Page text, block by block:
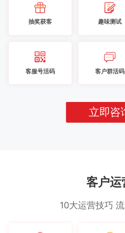
抽奖获客 趣味测试
客服号活码 客户群活码
立即咨
客户运
10大运营技巧